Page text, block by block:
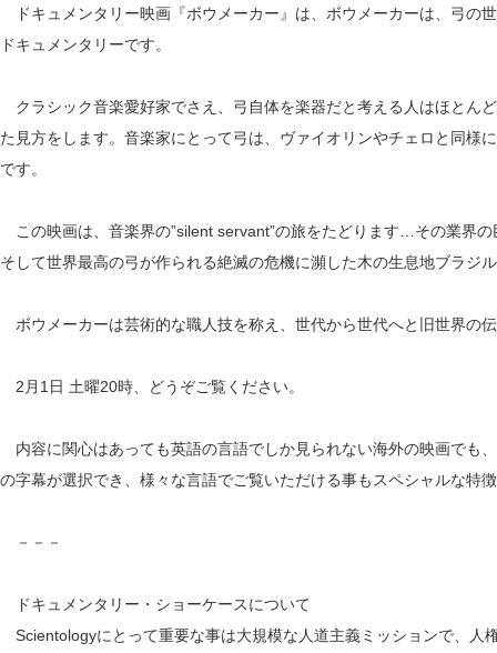
ドキュメンタリー映画『ボウメーカー』は、ボウメーカーは、弓の
ドキュメンタリーです。
クラシック音楽愛好家でさえ、弓自体を楽器だと考える人はほとん
た見方をします。音楽家にとって弓は、ヴァイオリンやチェロと同様
です。
この映画は、音楽界の”silent servant”の旅をたどります…その業界
そして世界最高の弓が作られる絶滅の危機に瀕した木の生息地ブラジ
ボウメーカーは芸術的な職人技を称え、世代から世代へと旧世界の
2月1日 土曜20時、どうぞご覧ください。
内容に関心はあっても英語の言語でしか見られない海外の映画でも
の字幕が選択でき、様々な言語でご覧いただける事もスペシャルな特
－－－
ドキュメンタリー・ショーケースについて
Scientologyにとって重要な事は大規模な人道主義ミッションで、人